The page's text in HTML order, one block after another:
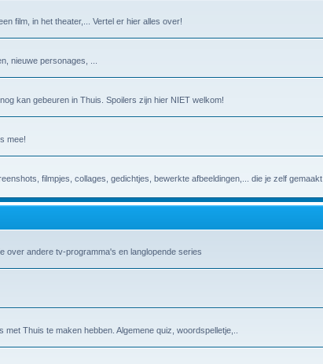
film, in het theater,... Vertel er hier alles over!
nieuwe personages, ...
kan gebeuren in Thuis. Spoilers zijn hier NIET welkom!
mee!
filmpjes, collages, gedichtjes, bewerkte afbeeldingen,... die je zelf gemaakt
over andere tv-programma's en langlopende series
Thuis te maken hebben. Algemene quiz, woordspelletje,..